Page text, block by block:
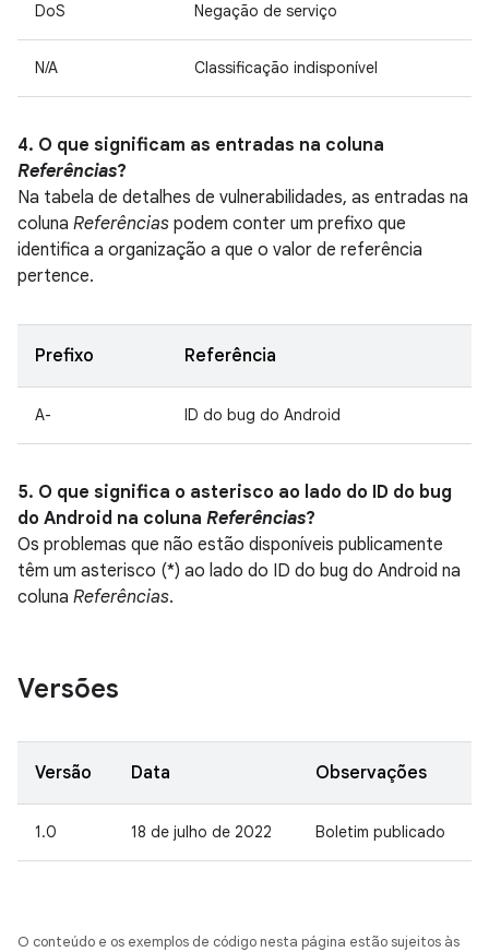
DoS Negação de serviço
N/A Classificação indisponível
4. O que significam as entradas na coluna
Referências?
Na tabela de detalhes de vulnerabilidades, as entradas na
coluna Referências podem conter um prefixo que
identifica a organização a que o valor de referência
pertence.
Prefixo Referência
A- ID do bug do Android
5. O que significa o asterisco ao lado do ID do bug
do Android na coluna Referências?
Os problemas que não estão disponíveis publicamente
têm um asterisco (*) ao lado do ID do bug do Android na
coluna Referências.
Versões
Versão Data Observações
1.0 18 de julho de 2022 Boletim publicado
O conteúdo e os exemplos de código nesta página estão sujeitos às